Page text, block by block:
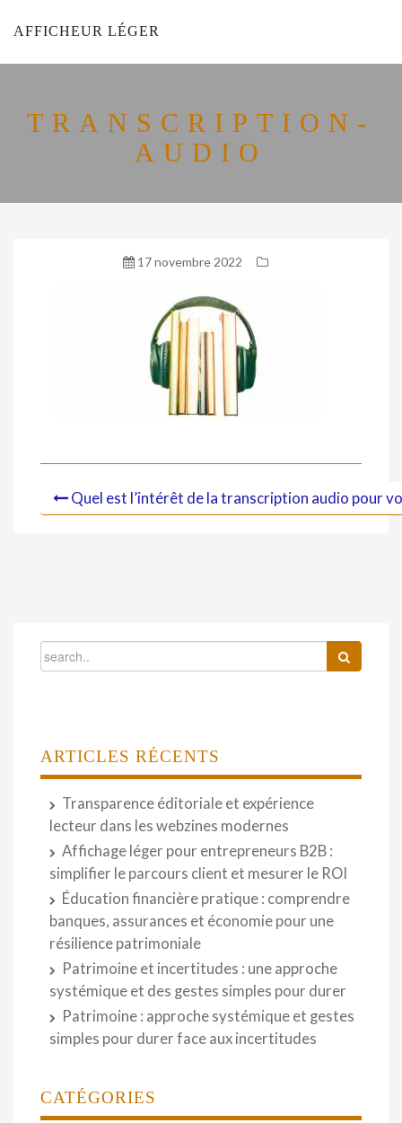
AFFICHEUR LÉGER
TRANSCRIPTION-
AUDIO
17 novembre 2022
Quel est l’intérêt de la transcription audio pour
ARTICLES RÉCENTS
Transparence éditoriale et expérience
lecteur dans les webzines modernes
Affichage léger pour entrepreneurs B2B :
simplifier le parcours client et mesurer le ROI
Éducation financière pratique : comprendre
banques, assurances et économie pour une
résilience patrimoniale
Patrimoine et incertitudes : une approche
systémique et des gestes simples pour durer
Patrimoine : approche systémique et gestes
simples pour durer face aux incertitudes
CATÉGORIES